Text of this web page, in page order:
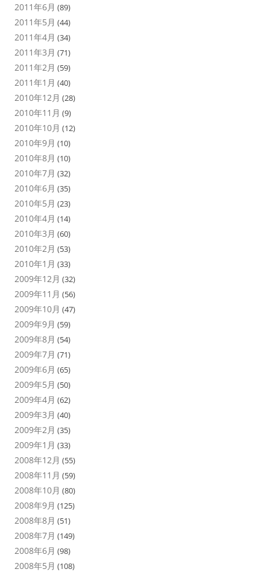
2011年6月 (89)
2011年5月 (44)
2011年4月 (34)
2011年3月 (71)
2011年2月 (59)
2011年1月 (40)
2010年12月 (28)
2010年11月 (9)
2010年10月 (12)
2010年9月 (10)
2010年8月 (10)
2010年7月 (32)
2010年6月 (35)
2010年5月 (23)
2010年4月 (14)
2010年3月 (60)
2010年2月 (53)
2010年1月 (33)
2009年12月 (32)
2009年11月 (56)
2009年10月 (47)
2009年9月 (59)
2009年8月 (54)
2009年7月 (71)
2009年6月 (65)
2009年5月 (50)
2009年4月 (62)
2009年3月 (40)
2009年2月 (35)
2009年1月 (33)
2008年12月 (55)
2008年11月 (59)
2008年10月 (80)
2008年9月 (125)
2008年8月 (51)
2008年7月 (149)
2008年6月 (98)
2008年5月 (108)